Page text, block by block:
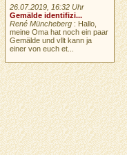
26.07.2019, 16:32 Uhr
Gemälde identifizi...
René Müncheberg : Hallo,
meine Oma hat noch ein paar
Gemälde und vllt kann ja
einer von euch et...